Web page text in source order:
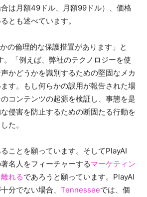
合は月額49ドル、月額99ドル）、価格
とも述べています。
の倫理的な保護措置があります」と
。「例えば、弊社のテクノロジーを使
かどうかを識別するための堅固なメカ
す。もし何らかの誤用が報告された場
コンテンツの起源を検証し、事態を是
侵害を防止するための断固たる行動を
た。
ことを願っています。そしてPlayAI
名人をフィーチャーするマーケティン
れるであろうと願っています。PlayAI
分でない場合、 Tennesseeでは、個